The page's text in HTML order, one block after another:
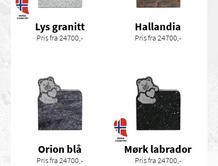
Lys granitt
Pris fra 24700,-
Hallandia
Pris fra 24700,-
Orion blå
Pris fra 24700,-
Mørk labrador
Pris fra 24700,-